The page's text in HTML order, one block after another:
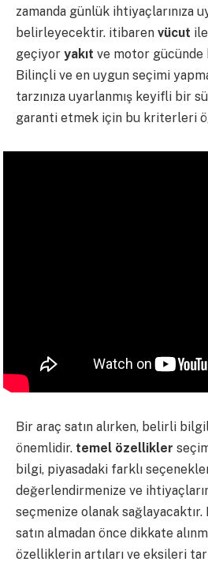
zamanda günlük ihtiyaçlarınıza
belirleyecektir. itibaren vücut ile
geçiyor yakıt ve motor gücünde
Bilinçli ve en uygun seçimi
tarzınıza uyarlanmış keyifli bir
garanti etmek için bu kriterleri
Bir araç satın alırken, belirli
önemlidir. temel özellikler
bilgi, piyasadaki farklı
değerlendirmenize ve
seçmenize olanak
satın almadan önce dikkate
özelliklerin artıları ve eksileri